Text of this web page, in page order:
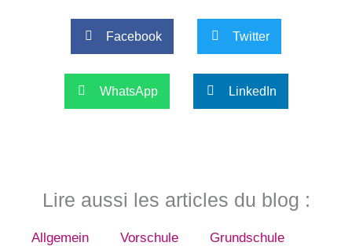
Facebook Twitter
WhatsApp LinkedIn
Lire aussi les articles du blog :
Allgemein Vorschule Grundschule